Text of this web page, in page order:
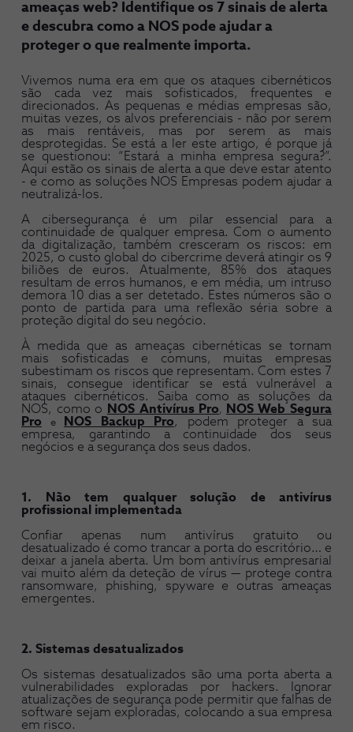
ameaças web? Identifique os 7 sinais de alerta
e descubra como a NOS pode ajudar a
proteger o que realmente importa.
Vivemos numa era em que os ataques cibernéticos
são cada vez mais sofisticados, frequentes e
direcionados. As pequenas e médias empresas são,
muitas vezes, os alvos preferenciais - não por serem
as mais rentáveis, mas por serem as mais
desprotegidas. Se está a ler este artigo, é porque já
se questionou: “Estará a minha empresa segura?”.
Aqui estão os sinais de alerta a que deve estar atento
- e como as soluções NOS Empresas podem ajudar a
neutralizá-los.
A cibersegurança é um pilar essencial para a
continuidade de qualquer empresa. Com o aumento
da digitalização, também cresceram os riscos: em
2025, o custo global do cibercrime deverá atingir os 9
biliões de euros. Atualmente, 85% dos ataques
resultam de erros humanos, e em média, um intruso
demora 10 dias a ser detetado. Estes números são o
ponto de partida para uma reflexão séria sobre a
proteção digital do seu negócio.
À medida que as ameaças cibernéticas se tornam
mais sofisticadas e comuns, muitas empresas
subestimam os riscos que representam. Com estes 7
sinais, consegue identificar se está vulnerável a
ataques cibernéticos. Saiba como as soluções da
NOS, como o
NOS Antivírus Pro,
NOS Web Segura
Pro
e NOS Backup Pro, podem proteger a sua
empresa, garantindo a continuidade dos seus
negócios e a segurança dos seus dados.
1. Não tem qualquer solução de antivírus
profissional implementada
Confiar apenas num antivírus gratuito ou
desatualizado é como trancar a porta do escritório… e
deixar a janela aberta. Um bom antivírus empresarial
vai muito além da deteção de vírus — protege contra
ransomware, phishing, spyware e outras ameaças
emergentes.
2. Sistemas desatualizados
Os sistemas desatualizados são uma porta aberta a
vulnerabilidades exploradas por hackers. Ignorar
atualizações de segurança pode permitir que falhas de
software sejam exploradas, colocando a sua empresa
em risco.